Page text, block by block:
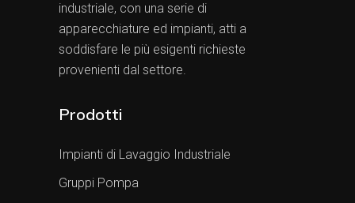
industriale, con una serie di
apparecchiature ed impianti, atti a
soddisfare le più esigenti richieste
provenienti dal settore.
Prodotti
Impianti di Lavaggio Industriale
Gruppi Pompa